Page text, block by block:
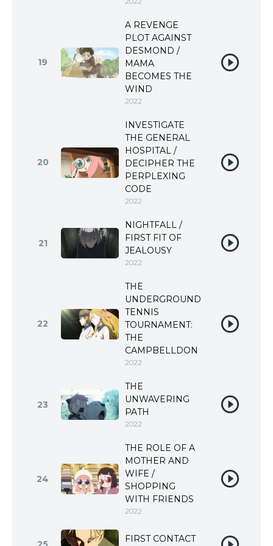
19
A REVENGE
PLOT AGAINST
DESMOND /
MAMA
BECOMES THE
WIND
2022
20
INVESTIGATE
THE GENERAL
HOSPITAL /
DECIPHER THE
PERPLEXING
CODE
2022
21
NIGHTFALL /
FIRST FIT OF
JEALOUSY
2022
22
THE
UNDERGROUND
TENNIS
TOURNAMENT:
THE
CAMPBELLDON
2022
23
THE
UNWAVERING
PATH
2022
24
THE ROLE OF A
MOTHER AND
WIFE /
SHOPPING
WITH FRIENDS
2022
FIRST CONTACT